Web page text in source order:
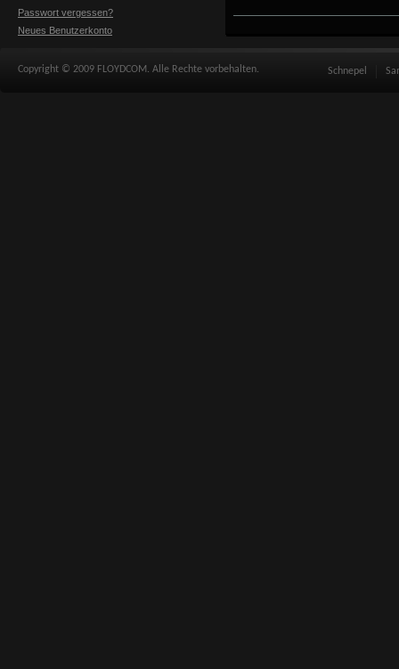
Passwort vergessen?
Neues Benutzerkonto
Copyright © 2009 FLOYDCOM. Alle Rechte vorbehalten. Schnepel